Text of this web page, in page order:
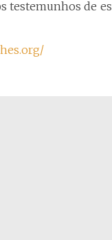
testemunhos de